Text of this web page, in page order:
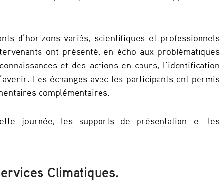
d’horizons variés, scientifiques et professionnels
ont présenté, en écho aux problématiques
et des actions en cours, l’identification
Les échanges avec les participants ont permis
complémentaires.
journée, les supports de présentation et les
Climatiques.